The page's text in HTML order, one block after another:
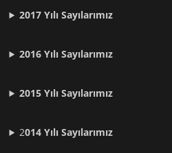
2017 Yılı Sayılarımız
2016 Yılı Sayılarımız
2015 Yılı Sayılarımız
2014 Yılı Sayılarımız